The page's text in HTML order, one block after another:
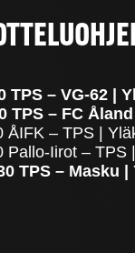
TPS – VG-62 |
TPS – FC
ÅIFK – TPS |
Pallo-Iirot – TPS
TPS – Masku